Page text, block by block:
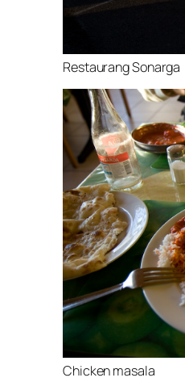
Restaurang Sonarga
Chicken masala